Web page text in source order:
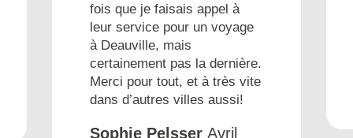
fois que je faisais appel à
leur service pour un voyage
à Deauville, mais
certainement pas la dernière.
Merci pour tout, et à très vite
dans d’autres villes aussi!
Sophie Pelsser Avril